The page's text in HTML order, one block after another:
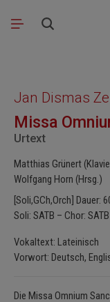
Zum Hauptinhalt springen
Jan Dismas
Missa
Urtext
Matthias Grünert
Wolfgang Horn (Hrsg.)
[Soli,GCh,Orch] Dauer:
Soli: SATB – Chor:
Vokaltext: Lateinisch
Vorwort: Deutsch,
Die Missa Omnium